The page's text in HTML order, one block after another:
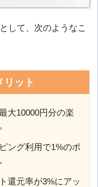
して、次のようなこ
リット
大10000円分の楽
ング利用で1%のポ
還元率が3%にアッ